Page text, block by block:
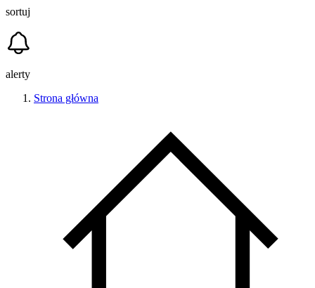
sortuj
alerty
Strona główna